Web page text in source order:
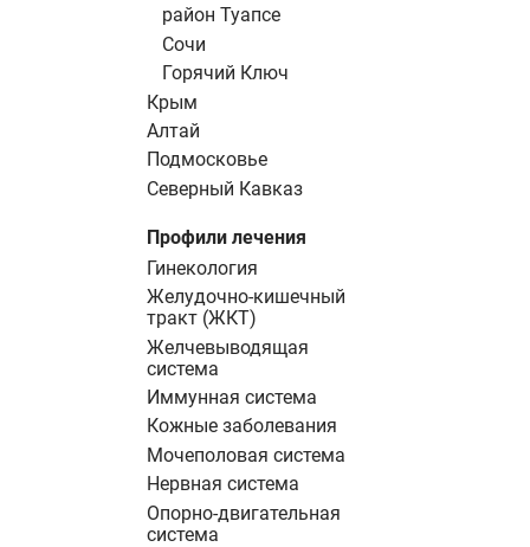
район Туапсе
Сочи
Горячий Ключ
Крым
Алтай
Подмосковье
Северный Кавказ
Профили лечения
Гинекология
Желудочно-кишечный
тракт (ЖКТ)
Желчевыводящая
система
Иммунная система
Кожные заболевания
Мочеполовая система
Нервная система
Опорно-двигательная
система